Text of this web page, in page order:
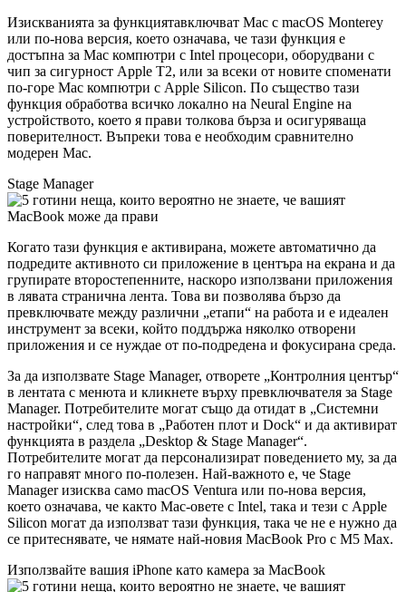
Изискванията за функциятавключват Mac с macOS Monterey
или по-нова версия, което означава, че тази функция е
достъпна за Mac компютри с Intel процесори, оборудвани с
чип за сигурност Apple T2, или за всеки от новите споменати
по-горе Mac компютри с Apple Silicon. По същество тази
функция обработва всичко локално на Neural Engine на
устройството, което я прави толкова бърза и осигуряваща
поверителност. Въпреки това е необходим сравнително
модерен Mac.
Stage Manager
Когато тази функция е активирана, можете автоматично да
подредите активното си приложение в центъра на екрана и да
групирате второстепенните, наскоро използвани приложения
в лявата странична лента. Това ви позволява бързо да
превключвате между различни „етапи“ на работа и е идеален
инструмент за всеки, който поддържа няколко отворени
приложения и се нуждае от по-подредена и фокусирана среда.
За да използвате Stage Manager, отворете „Контролния център“
в лентата с менюта и кликнете върху превключвателя за Stage
Manager. Потребителите могат също да отидат в „Системни
настройки“, след това в „Работен плот и Dock“ и да активират
функцията в раздела „Desktop & Stage Manager“.
Потребителите могат да персонализират поведението му, за да
го направят много по-полезен. Най-важното е, че Stage
Manager изисква само macOS Ventura или по-нова версия,
което означава, че както Mac-овете с Intel, така и тези с Apple
Silicon могат да използват тази функция, така че не е нужно да
се притеснявате, че нямате най-новия MacBook Pro с M5 Max.
Използвайте вашия iPhone като камера за MacBook